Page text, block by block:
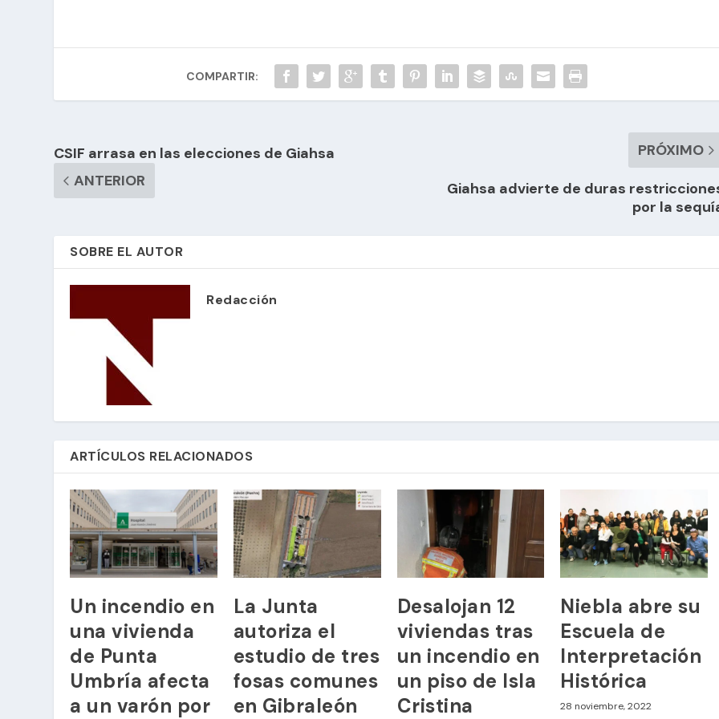
COMPARTIR:
CSIF arrasa en las elecciones de Giahsa
ANTERIOR
PRÓXIMO
Giahsa advierte de duras
por la
SOBRE EL AUTOR
Redacción
ARTÍCULOS RELACIONADOS
Un incendio en
una vivienda
de Punta
Umbría afecta
a un varón por
La Junta
autoriza el
estudio de tres
fosas comunes
en Gibraleón
Desalojan 12
viviendas tras
un incendio en
un piso de Isla
Cristina
Niebla abre su
Escuela de
Interpretación
Histórica
28 noviembre, 2022